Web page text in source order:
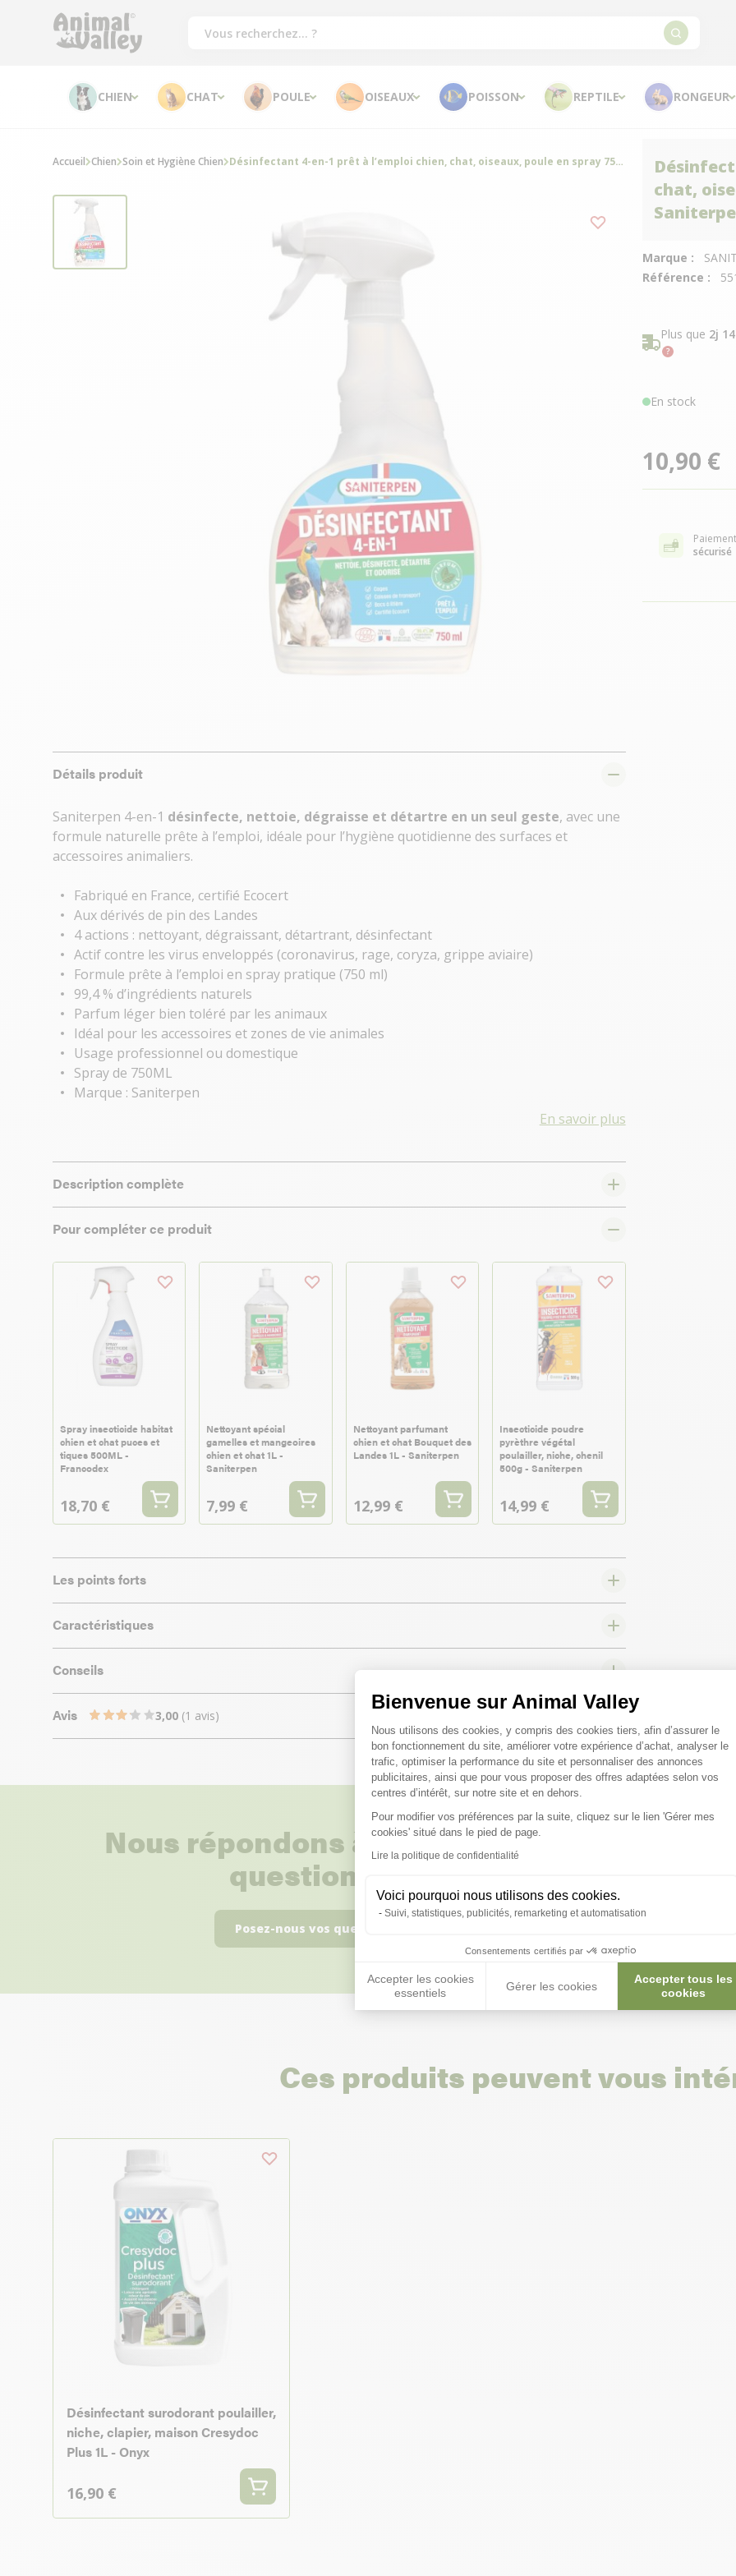
Bienvenue sur Animal Valley
Plateforme de Gestion du
Nous utilisons des cookies, y compris des cookies tiers, afin d’assurer le
bon fonctionnement du site, améliorer votre expérience d’achat, analyser le
trafic, optimiser la performance du site et personnaliser des annonces
publicitaires, ainsi que pour vous proposer des offres adaptées selon vos
centres d’intérêt, sur notre site et en dehors.
Pour modifier vos préférences par la suite, cliquez sur le lien 'Gérer mes
cookies' situé dans le pied de page.
Lire la politique de confidentialité
Voici pourquoi nous utilisons des cookies.
Suivi, statistiques, publicités, remarketing et automatisation
Consentements certifiés par
Accepter les cookies
essentiels
Gérer les cookies
Accepter tous les
cookies
Axeptio consent
CHIEN CHAT POULE OISEAUX POISSON REPTILE RONGEUR
chat,
Marque :
Référence :
Plus que 2j
En stock
10,90 €
Paiement
sécurisé
Détails produit
Saniterpen 4-en-1 désinfecte, nettoie, dégraisse et détartre en un seul geste, avec une
formule naturelle prête à l’emploi, idéale pour l’hygiène quotidienne des surfaces et
accessoires animaliers.
Fabriqué en France, certifié Ecocert
Aux dérivés de pin des Landes
4 actions : nettoyant, dégraissant, détartrant, désinfectant
Actif contre les virus enveloppés (coronavirus, rage, coryza, grippe aviaire)
Formule prête à l’emploi en spray pratique (750 ml)
99,4 % d’ingrédients naturels
Parfum léger bien toléré par les animaux
Idéal pour les accessoires et zones de vie animales
Usage professionnel ou domestique
Spray de 750ML
Marque : Saniterpen
En savoir plus
Description complète
Pour compléter ce produit
Spray insecticide habitat
chien et chat puces et
tiques 500ML -
Francodex
18,70 €
Nettoyant spécial
gamelles et mangeoires
chien et chat 1L -
Saniterpen
7,99 €
Nettoyant parfumant
chien et chat Bouquet des
Landes 1L - Saniterpen
12,99 €
Insecticide poudre
pyrèthre végétal
poulailler, niche, chenil
500g - Saniterpen
14,99 €
Les points forts
Caractéristiques
Conseils
Avis 3,00 (1 avis)
Nous répondons à toutes vos
questions ;)
Posez-nous vos questions
Accueil Chien Soin et Hygiène Chien Désinfectant 4-en-1 prêt à l’emploi chien, chat, oiseaux, poule en spray 750ML - Saniterpen
Ces produits peuvent vous
Désinfectant surodorant poulailler,
niche, clapier, maison Cresydoc
Plus 1L - Onyx
16,90 €